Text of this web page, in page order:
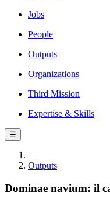
Jobs
People
Outputs
Organizations
Third Mission
Expertise & Skills
☰
Outputs
Dominae navium: il